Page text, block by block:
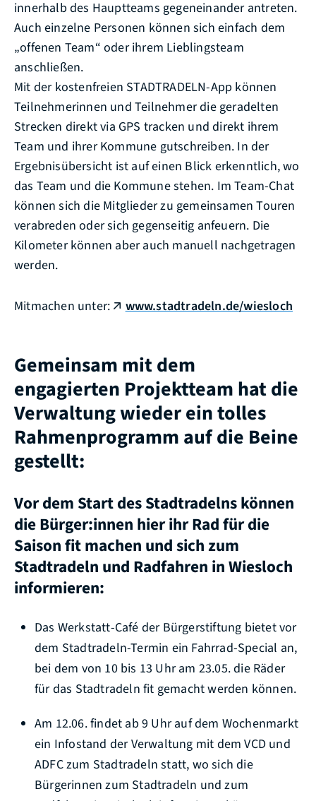
innerhalb des Hauptteams gegeneinander antreten.
Auch einzelne Personen können sich einfach dem
„offenen Team“ oder ihrem Lieblingsteam
anschließen.
Mit der kostenfreien STADTRADELN-App können
Teilnehmerinnen und Teilnehmer die geradelten
Strecken direkt via GPS tracken und direkt ihrem
Team und ihrer Kommune gutschreiben. In der
Ergebnisübersicht ist auf einen Blick erkenntlich, wo
das Team und die Kommune stehen. Im Team-Chat
können sich die Mitglieder zu gemeinsamen Touren
verabreden oder sich gegenseitig anfeuern. Die
Kilometer können aber auch manuell nachgetragen
werden.
Mitmachen unter: www.stadtradeln.de/wiesloch
Gemeinsam mit dem
engagierten Projektteam hat die
Verwaltung wieder ein tolles
Rahmenprogramm auf die Beine
gestellt:
Vor dem Start des Stadtradelns können
die Bürger:innen hier ihr Rad für die
Saison fit machen und sich zum
Stadtradeln und Radfahren in Wiesloch
informieren:
Das Werkstatt-Café der Bürgerstiftung bietet vor
dem Stadtradeln-Termin ein Fahrrad-Special an,
bei dem von 10 bis 13 Uhr am 23.05. die Räder
für das Stadtradeln fit gemacht werden können.
Am 12.06. findet ab 9 Uhr auf dem Wochenmarkt
ein Infostand der Verwaltung mit dem VCD und
ADFC zum Stadtradeln statt, wo sich die
Bürgerinnen zum Stadtradeln und zum